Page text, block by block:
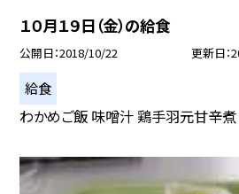
１０月１９日（金）の給食
公開日 2018/10/22 更新日
給食
わかめご飯 味噌汁 鶏手羽元甘辛